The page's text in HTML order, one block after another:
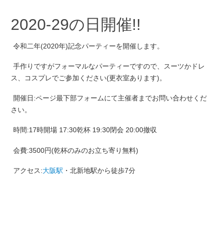
2020-29の日開催!!
令和二年(2020年)記念パーティーを開催します。
手作りですがフォーマルなパーティーですので、スーツかドレ
ス、コスプレでご参加ください(更衣室あります)。
開催日:ページ最下部フォームにて主催者までお問い合わせくだ
さい。
時間:17時開場 17:30乾杯 19:30閉会 20:00撤収
会費:3500円(乾杯のみのお立ち寄り無料)
アクセス:大阪駅 ・北新地駅から徒歩7分